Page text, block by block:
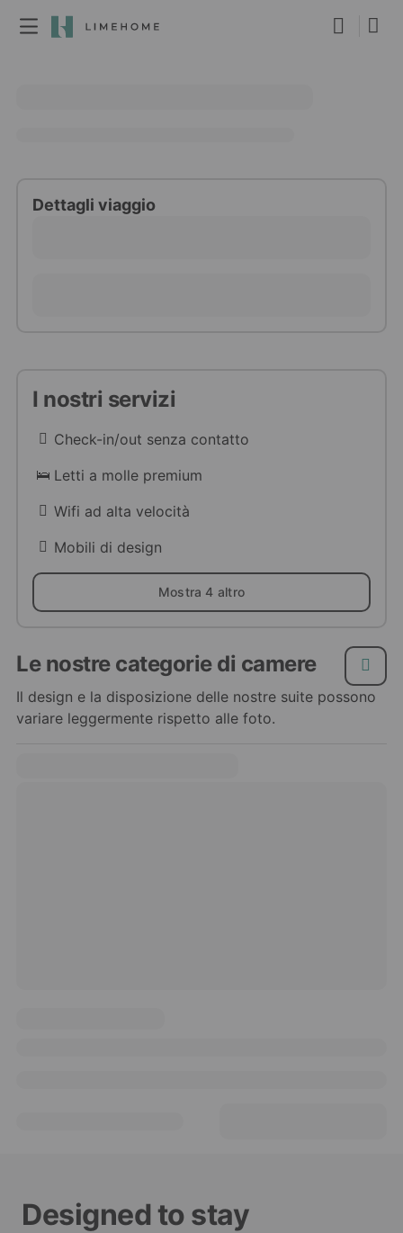
Dettagli viaggio
I nostri servizi
Check-in/out senza contatto
Letti a molle premium
Wifi ad alta velocità
Mobili di design
Mostra 4 altro
Le nostre categorie di camere
Il design e la disposizione delle nostre suite possono
variare leggermente rispetto alle foto.
Designed to stay